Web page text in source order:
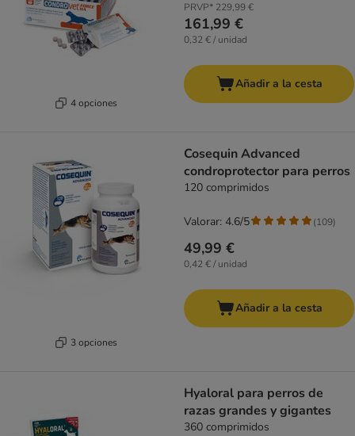
4 opciones
PRVP* 229,99 €
161,99 €
0,32 € / unidad
Añadir a la cesta
3 opciones
Cosequin Advanced
condroprotector para perros
120 comprimidos
49,99 €
0,42 € / unidad
Valorar: 4.6/5 (109)
Añadir a la cesta
Hyaloral para perros de
razas grandes y gigantes
360 comprimidos